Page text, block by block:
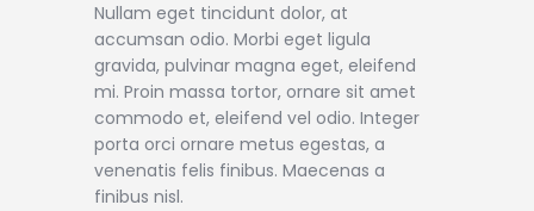
Join Us
Contact Us
Nullam eget tincidunt dolor, at
accumsan odio. Morbi eget ligula
gravida, pulvinar magna eget, eleifend
mi. Proin massa tortor, ornare sit amet
commodo et, eleifend vel odio. Integer
porta orci ornare metus egestas, a
venenatis felis finibus. Maecenas a
finibus nisl.